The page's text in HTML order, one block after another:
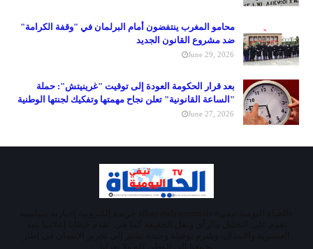
محامو المغرب ينتفضون أمام البرلمان في "وقفة الكرامة"
ضد مشروع القانون الجديد
June 29, 2026
بعد قرار الحكومة العودة إلى توقيت "غرينيتش": حملة
"الساعة القانونية" تعلن نجاح مهمتها وتفكيك لجنتها الوطنية
June 27, 2026